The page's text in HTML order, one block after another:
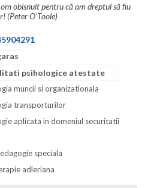
obisnuit pentru că am dreptul să fiu
(Peter O'Toole)
psihologice atestate
muncii si organizationala
transporturilor
aplicata in domeniul securitatii
speciala
adleriana